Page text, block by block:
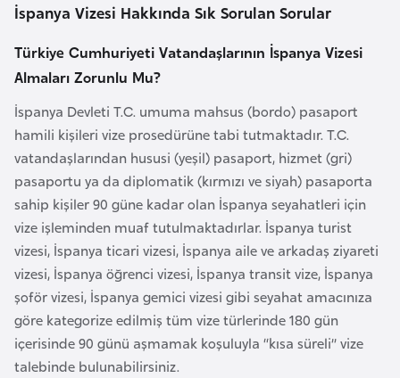
İspanya Vizesi Hakkında Sık Sorulan Sorular
Türkiye Cumhuriyeti Vatandaşlarının İspanya Vizesi
Almaları Zorunlu Mu?
İspanya Devleti T.C. umuma mahsus (bordo) pasaport
hamili kişileri vize prosedürüne tabi tutmaktadır. T.C.
vatandaşlarından hususi (yeşil) pasaport, hizmet (gri)
pasaportu ya da diplomatik (kırmızı ve siyah) pasaporta
sahip kişiler 90 güne kadar olan İspanya seyahatleri için
vize işleminden muaf tutulmaktadırlar. İspanya turist
vizesi, İspanya ticari vizesi, İspanya aile ve arkadaş ziyareti
vizesi, İspanya öğrenci vizesi, İspanya transit vize, İspanya
şoför vizesi, İspanya gemici vizesi gibi seyahat amacınıza
göre kategorize edilmiş tüm vize türlerinde 180 gün
içerisinde 90 günü aşmamak koşuluyla “kısa süreli” vize
talebinde bulunabilirsiniz.
u
t
Ç
n
D
a
n
i
m
a